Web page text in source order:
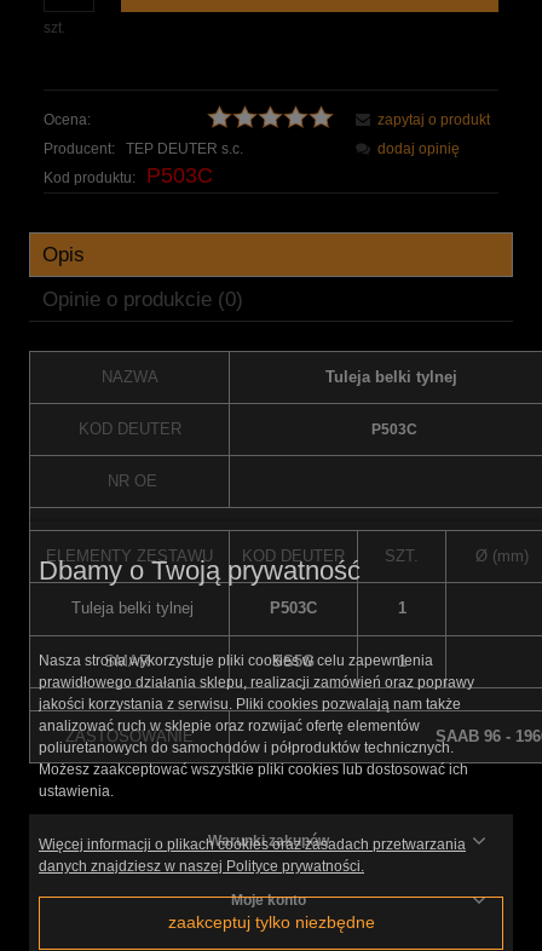
szt.
Ocena:
Producent:
TEP DEUTER s.c.
Kod produktu:
P503C
zapytaj o produkt
dodaj opinię
Opis
Opinie o produkcie (0)
NAZWA Tuleja belki tylnej
KOD DEUTER P503C
NR OE
ELEMENTY ZESTAWU KOD DEUTER SZT. Ø (mm)
Tuleja belki tylnej P503C 1
SMAR SS5G 1
ZASTOSOWANIE SAAB 96 -
Warunki zakupów
Moje konto
Dbamy o Twoją prywatność
Nasza strona wykorzystuje pliki cookies w celu zapewnienia
prawidłowego działania sklepu, realizacji zamówień oraz poprawy
jakości korzystania z serwisu. Pliki cookies pozwalają nam także
analizować ruch w sklepie oraz rozwijać ofertę elementów
poliuretanowych do samochodów i półproduktów technicznych.
Możesz zaakceptować wszystkie pliki cookies lub dostosować ich
ustawienia.
Więcej informacji o plikach cookies oraz zasadach przetwarzania
danych znajdziesz w naszej Polityce prywatności.
zaakceptuj tylko niezbędne